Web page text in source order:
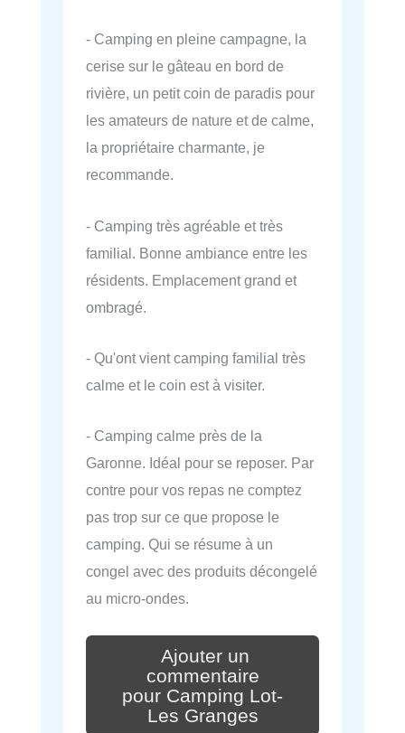
- Camping en pleine campagne, la
cerise sur le gâteau en bord de
rivière, un petit coin de paradis pour
les amateurs de nature et de calme,
la propriétaire charmante, je
recommande.
- Camping très agréable et très
familial. Bonne ambiance entre les
résidents. Emplacement grand et
ombragé.
- Qu'ont vient camping familial très
calme et le coin est à visiter.
- Camping calme près de la
Garonne. Idéal pour se reposer. Par
contre pour vos repas ne comptez
pas trop sur ce que propose le
camping. Qui se résume à un
congel avec des produits décongelé
au micro-ondes.
Ajouter un
commentaire
pour Camping Lot-
Les Granges